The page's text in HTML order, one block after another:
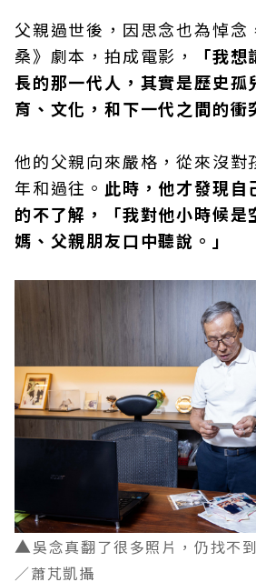
父親過世後，因思念也為悼念
桑》劇本，拍成電影，
「我
長的那一代人，其實是歷史孤
育、文化，和下一代之間的衝
他的父親向來嚴格，從來沒對
年和過往。 此時，他才發現自
的不了解，「我對他小時候是
媽、父親朋友口中聽說。」
▲吳念真翻了很多照片，仍找不
／蕭芃凱攝